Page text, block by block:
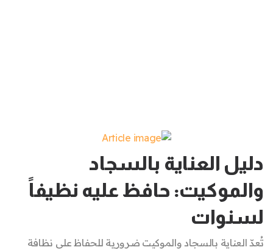
دليل العناية بالسجاد
والموكيت: حافظ عليه نظيفاً
لسنوات
تُعدّ العناية بالسجاد والموكيت ضرورية للحفاظ على نظافة